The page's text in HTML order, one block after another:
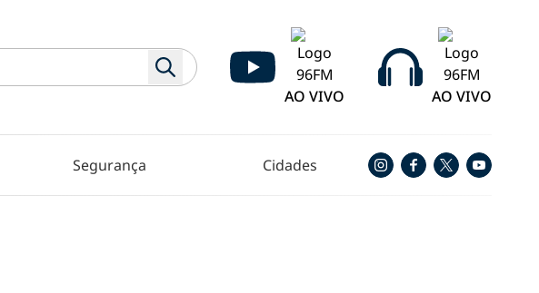
AO VIVO
AO VIVO
Segurança Cidades